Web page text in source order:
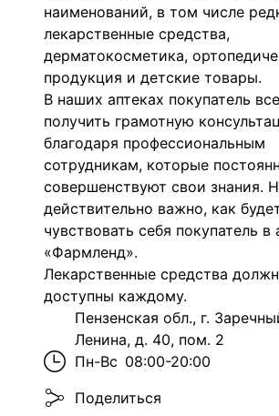
наименований, в том числе
лекарственные средства,
дерматокосметика,
продукция и детские товары.
В наших аптеках покупатель
получить грамотную
благодаря профессиональным
сотрудникам, которые
совершенствуют свои знания.
действительно важно, как
чувствовать себя покупатель в
«Фармленд».
Лекарственные средства
доступны каждому.
Пензенская обл., г.
Ленина, д. 40, пом. 2
Пн-Вс 08:00-20:00
Поделиться